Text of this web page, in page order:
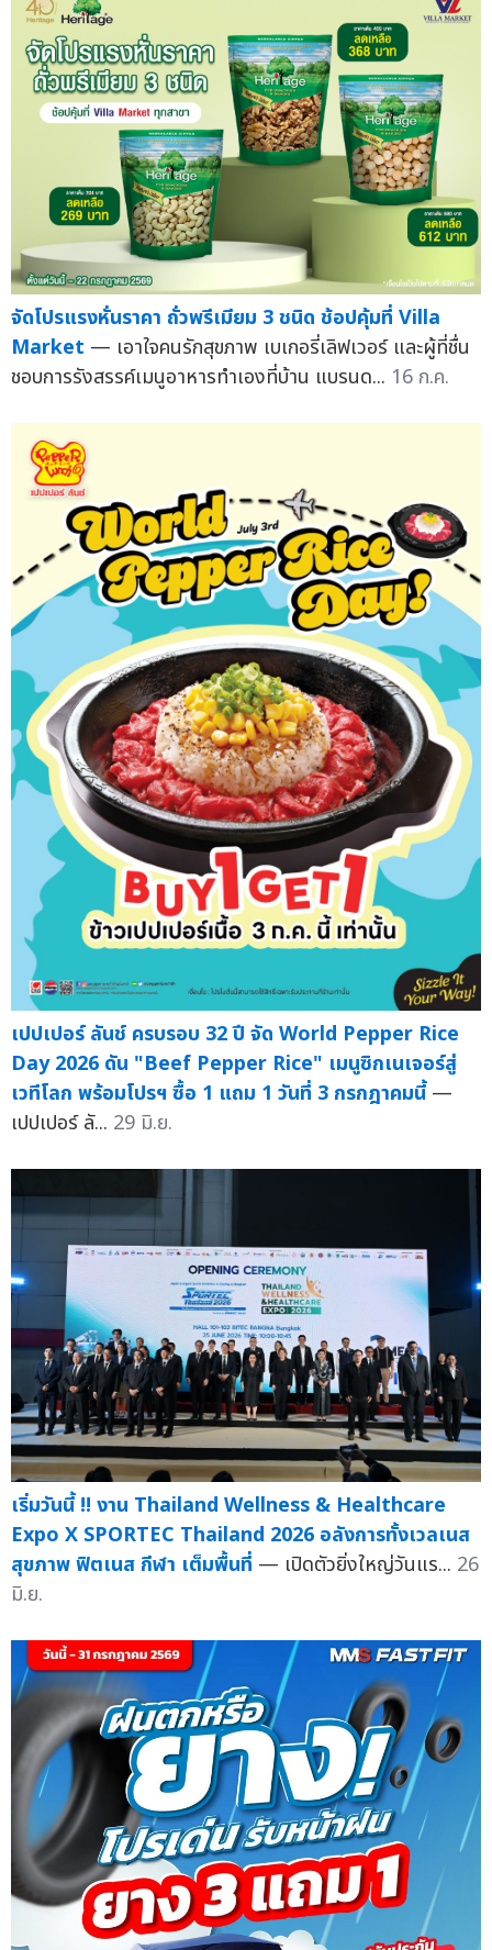
จัดโปรแรงหั่นราคา ถั่วพรีเมียม 3 ชนิด ช้อปคุ้มที่ Villa
Market — เอาใจคนรักสุขภาพ เบเกอรี่เลิฟเวอร์ และผู้ที่ชื่น
ชอบการรังสรรค์เมนูอาหารทำเองที่บ้าน แบรนด... 16 ก.ค.
เปปเปอร์ ลันช์ ครบรอบ 32 ปี จัด World Pepper Rice
Day 2026 ดัน "Beef Pepper Rice" เมนูซิกเนเจอร์สู่
เวทีโลก พร้อมโปรฯ ซื้อ 1 แถม 1 วันที่ 3 กรกฎาคมนี้ —
เปปเปอร์ ลั... 29 มิ.ย.
เริ่มวันนี้ !! งาน Thailand Wellness & Healthcare
Expo X SPORTEC Thailand 2026 อลังการทั้งเวลเนส
สุขภาพ ฟิตเนส กีฬา เต็มพื้นที่ — เปิดตัวยิ่งใหญ่วันแร... 26
มิ.ย.